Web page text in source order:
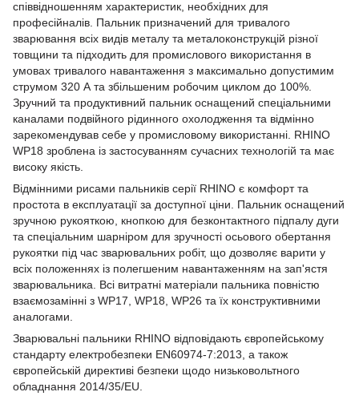
співвідношенням характеристик, необхідних для
професійналів. Пальник призначений для тривалого
зварювання всіх видів металу та металоконструкцій різної
товщини та підходить для промислового використання в
умовах тривалого навантаження з максимально допустимим
струмом 320 А та збільшеним робочим циклом до 100%.
Зручний та продуктивний пальник оснащений спеціальними
каналами подвійного рідинного охолодження та відмінно
зарекомендував себе у промисловому використанні. RHINO
WP18 зроблена із застосуванням сучасних технологій та має
високу якість.
Відмінними рисами пальників серії RHINO є комфорт та
простота в експлуатації за доступної ціни. Пальник оснащений
зручною рукояткою, кнопкою для безконтактного підпалу дуги
та спеціальним шарніром для зручності осьового обертання
рукоятки під час зварювальних робіт, що дозволяє варити у
всіх положеннях із полегшеним навантаженням на зап'ястя
зварювальника. Всі витратні матеріали пальника повністю
взаємозамінні з WP17, WP18, WP26 та їх конструктивними
аналогами.
Зварювальні пальники RHINO відповідають європейському
стандарту електробезпеки EN60974-7:2013, а також
європейській директиві безпеки щодо низьковольтного
обладнання 2014/35/EU.